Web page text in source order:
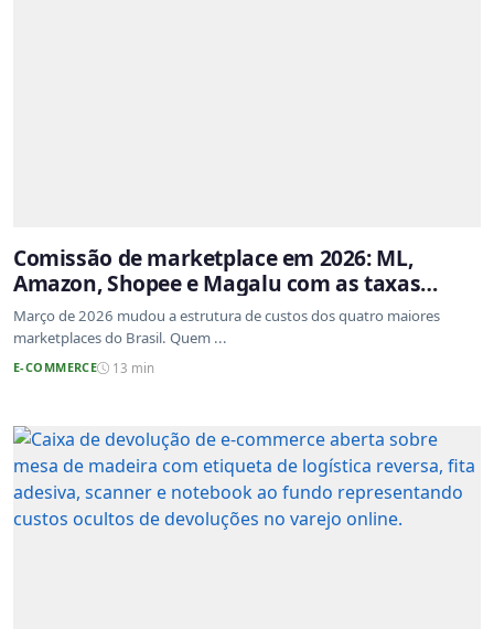
Comissão de marketplace em 2026: ML,
Amazon, Shopee e Magalu com as taxas
atualizadas
Março de 2026 mudou a estrutura de custos dos quatro maiores
marketplaces do Brasil. Quem ...
E-COMMERCE 13 min